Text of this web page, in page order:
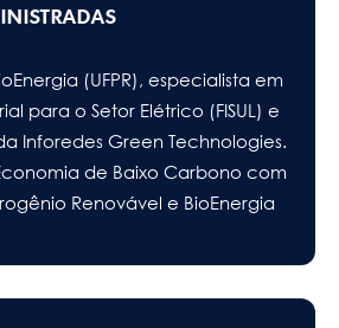
(UFPR), especialista em
para o Setor Elétrico (FISUL) e
Inforedes Green Technologies.
de Baixo Carbono com
Renovável e BioEnergia